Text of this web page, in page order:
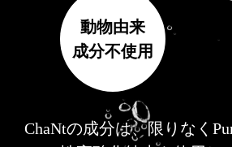
動物由来
成分不使用
ChaNtの成分は、限りなく